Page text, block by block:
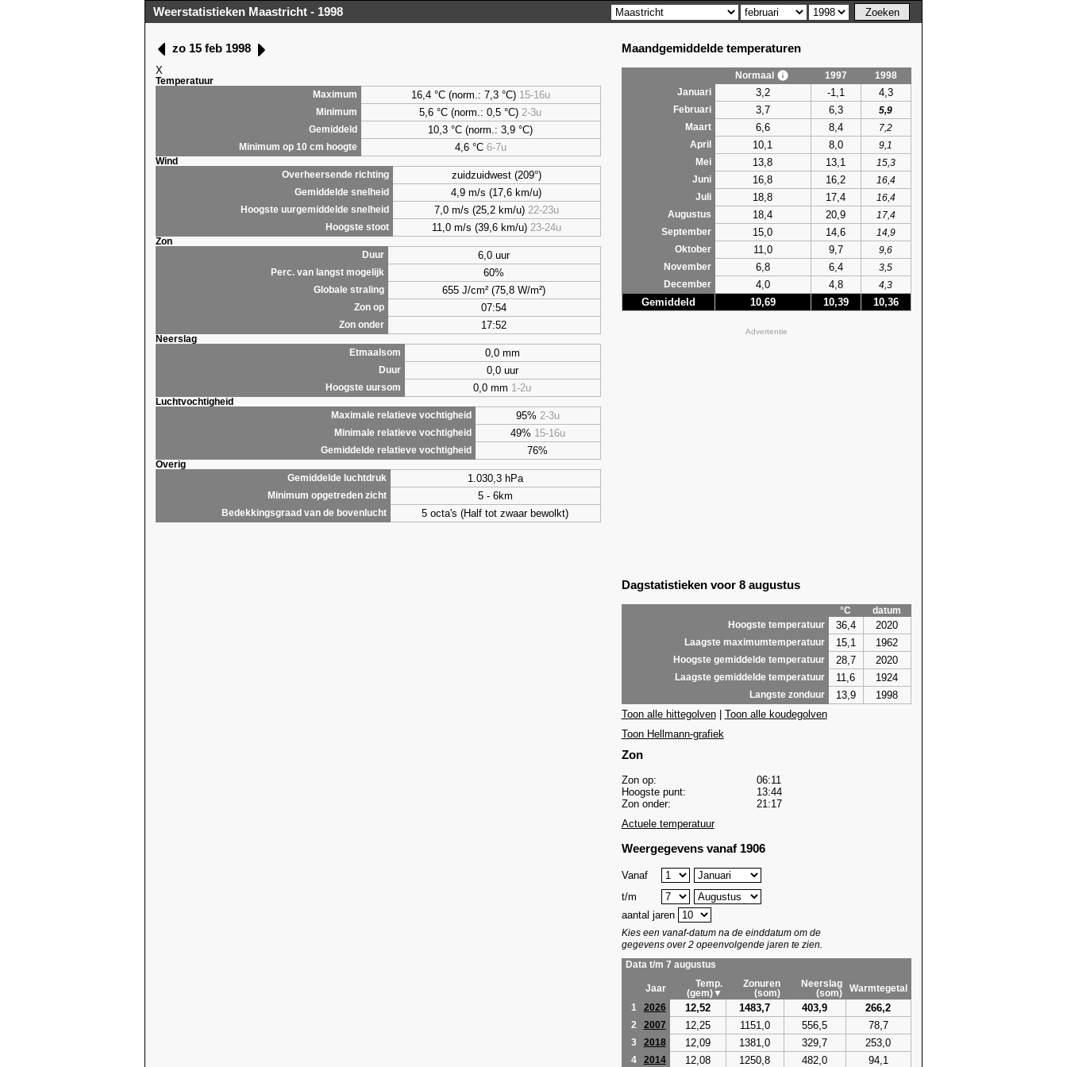
Weerstatistieken Maastricht - 1998
zo 15 feb 1998
X
Temperatuur
Maximum
16,4 °C (norm.: 7,3 °C) 15-16u
Minimum 5,6 °C (norm.: 0,5 °C) 2-3u
Gemiddeld 10,3 °C (norm.: 3,9 °C)
Minimum op 10 cm hoogte 4,6°C 6-7u
Wind
Overheersende richting
zuidzuidwest (209°)
Gemiddelde snelheid 4,9 m/s (17,6 km/u)
Hoogste uurgemiddelde snelheid 7,0 m/s (25,2 km/u) 22-23u
Hoogste stoot 11,0 m/s (39,6 km/u) 23-24u
Zon
Duur
6,0 uur
Perc. van langst mogelijk 60%
Globale straling 655 J/cm² (75,8 W/m²)
Zon op 07:54
Zon onder 17:52
Neerslag
Etmaalsom
0,0 mm
Duur 0,0 uur
Hoogste uursom 0,0 mm 1-2u
Luchtvochtigheid
Maximale relatieve vochtigheid
95% 2-3u
Minimale relatieve vochtigheid 49% 15-16u
Gemiddelde relatieve vochtigheid 76%
Overig
Gemiddelde luchtdruk
1.030,3 hPa
Minimum opgetreden zicht 5 - 6km
Bedekkingsgraad van de bovenlucht 5 octa's (Half tot zwaar bewolkt)
Maandgemiddelde temperaturen
Normaal 1997
1998
Januari
3,2 -1,1 4,3
Februari 3,7 6,3
5,9
Maart
6,6 8,4
7,2
April
10,1 8,0
9,1
Mei
13,8 13,1
15,3
Juni
16,8 16,2
16,4
Juli
18,8 17,4
16,4
Augustus
18,4 20,9
17,4
September
15,0 14,6
14,9
Oktober
11,0 9,7
9,6
November
6,8 6,4
3,5
December
4,0 4,8 4,3
Gemiddeld 10,69 10,39 10,36
Advertentie
Dagstatistieken voor 8 augustus
°C
datum
Hoogste temperatuur
36,4 2020
Laagste maximumtemperatuur 15,1 1962
Hoogste gemiddelde temperatuur 28,7 2020
Laagste gemiddelde temperatuur 11,6 1924
Langste zonduur 13,9
1998
Toon alle hittegolven| Toon alle koudegolven
Toon Hellmann-grafiek
Zon
Zon op:
06:11
Hoogste punt:
13:44
Zon onder:
21:17
Actuele temperatuur
Weergegevens vanaf 1906
Vanaf
t/m
aantal jaren
Kies een vanaf-datum na de einddatum om de
gegevens over 2 opeenvolgende jaren te zien.
Data t/m 7 augustus
Jaar
Temp.
(gem)▼
Zonuren
(som)
Neerslag
(som)
Warmtegetal
1
2026 12,52 1483,7 403,9 266,2
2 2007 12,25 1151,0 556,5 78,7
3 2018 12,09 1381,0 329,7 253,0
4 2014 12,08 1250,8 482,0 94,1